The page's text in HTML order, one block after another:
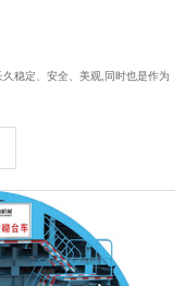
稳定、安全、美观,同时也是作为